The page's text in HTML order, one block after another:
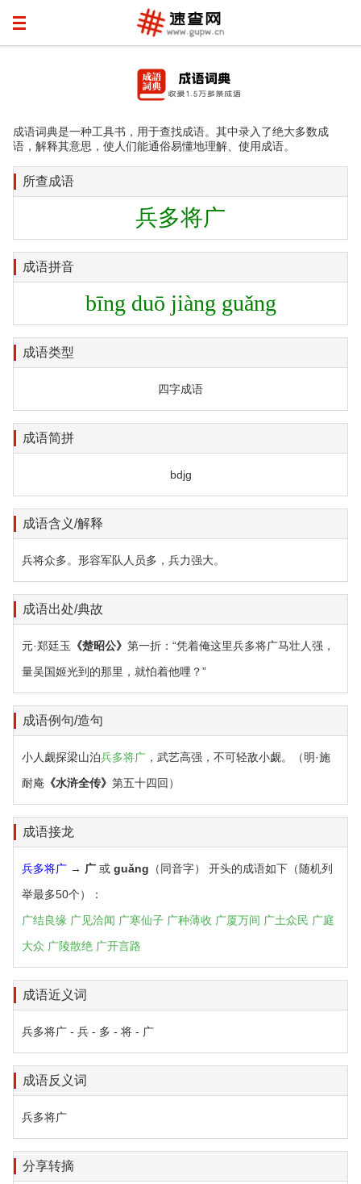
成语词典是一种工具书，用于查找成语。其中录入了绝大多数成
语，解释其意思，使人们能通俗易懂地理解、使用成语。
所查成语
兵多将广
成语拼音
bīng duō jiàng guǎng
成语类型
四字成语
成语简拼
bdjg
成语含义/解释
兵将众多。形容军队人员多，兵力强大。
成语出处/典故
元·郑廷玉 《楚昭公》 第一折：“凭着俺这里兵多将广马壮人强，
量吴国姬光到的那里，就怕着他哩？”
成语例句/造句
小人觑探梁山泊兵多将广 ，武艺高强，不可轻敌小觑。（明·施
耐庵 《水浒全传》 第五十四回）
成语接龙
兵多将广 → 广 或 guǎng （同音字） 开头的成语如下（随机列
举最多50个）：
广结良缘 广见洽闻 广寒仙子 广种薄收 广厦万间 广土众民 广庭
大众 广陵散绝 广开言路
成语近义词
兵多将广 - 兵 - 多 - 将 - 广
成语反义词
兵多将广
分享转摘